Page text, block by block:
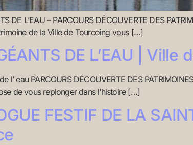
DE L’EAU – PARCOURS DÉCOUVERTE DES
de la Ville de Tourcoing vous […]
DE L’EAU | Ville
l’ eau PARCOURS DÉCOUVERTE DES
de vous replonger dans l’histoire […]
FESTIF DE LA